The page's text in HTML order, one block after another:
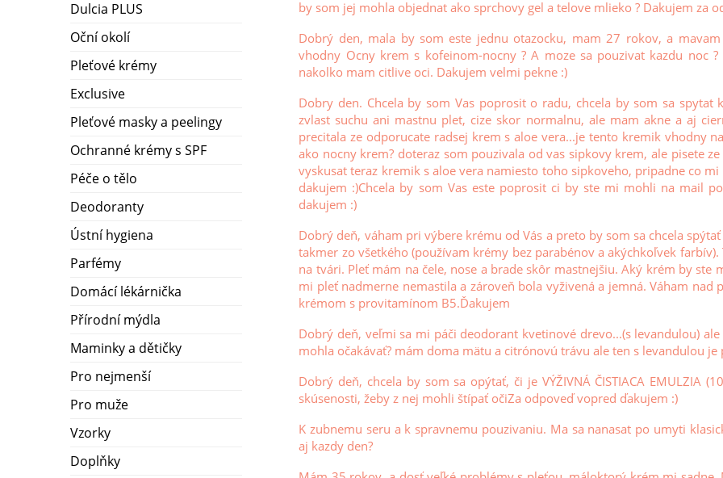
Dulcia PLUS
Oční okolí
Pleťové krémy
Exclusive
Pleťové masky a peelingy
Ochranné krémy s SPF
Péče o tělo
Deodoranty
Ústní hygiena
Parfémy
Domácí lékárnička
Přírodní mýdla
Maminky a dětičky
Pro nejmenší
Pro muže
Vzorky
Doplňky
by som jej mohla objednat ako sprchovy gel a telove mlieko ? Dakujem za
Dobrý den, mala by som este jednu otazocku, mam 27 rokov, a
vhodny Ocny krem s kofeinom-nocny ? A moze sa pouzivat kazdu noc
nakolko mam citlive oci. Dakujem velmi pekne :)
Dobry den. Chcela by som Vas poprosit o radu, chcela by som sa
zvlast suchu ani mastnu plet, cize skor normalnu, ale mam akne a aj
precitala ze odporucate radsej krem s aloe vera...je tento kremik vhodny
ako nocny krem? doteraz som pouzivala od vas sipkovy krem, ale pisete
vyskusat teraz kremik s aloe vera namiesto toho sipkoveho, pripadne co
dakujem :)Chcela by som Vas este poprosit ci by ste mi mohli na mail
dakujem :)
Dobrý deň, váham pri výbere krému od Vás a preto by som sa chcela
takmer zo všetkého (používam krémy bez parabénov a akýchkoľvek
na tvári. Pleť mám na čele, nose a brade skôr mastnejšiu. Aký krém by
mi pleť nadmerne nemastila a zároveň bola vyživená a jemná. Váham
krémom s provitamínom B5.Ďakujem
Dobrý deň, veľmi sa mi páči deodorant kvetinové drevo...(s levandulou)
mohla očakávať? mám doma mätu a citrónovú trávu ale ten s levandulou je
Dobrý deň, chcela by som sa opýtať, či je VÝŽIVNÁ ČISTIACA EMULZIA
skúsenosti, žeby z nej mohli štípať očiZa odpoveď vopred ďakujem :)
K zubnemu seru a k spravnemu pouzivaniu. Ma sa nanasat po umyti
aj kazdy den?